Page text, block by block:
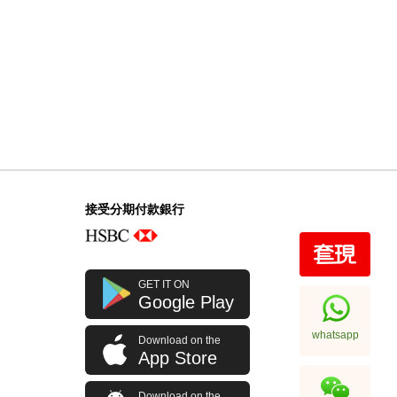
接受分期付款銀行
GET IT ON
Google Play
Download on the
App Store
whatsapp